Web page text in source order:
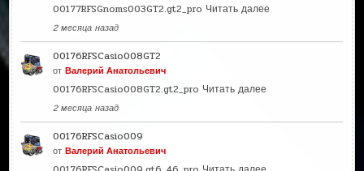
00177RFSGnoms003GT2.gt2_pro Читать далее
2 месяца назад
00176RFSCasio008GT2
отВалерий Анатольевич
00176RFSCasio008GT2.gt2_pro Читать далее
2 месяца назад
00176RFSCasio009
отВалерий Анатольевич